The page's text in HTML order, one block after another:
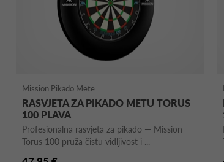
Mission Pikado Mete
RASVJETA ZA PIKADO METU TORUS
100 PLAVA
Profesionalna rasvjeta za pikado — Mission
Torus 100 pruža čistu vidljivost i ...